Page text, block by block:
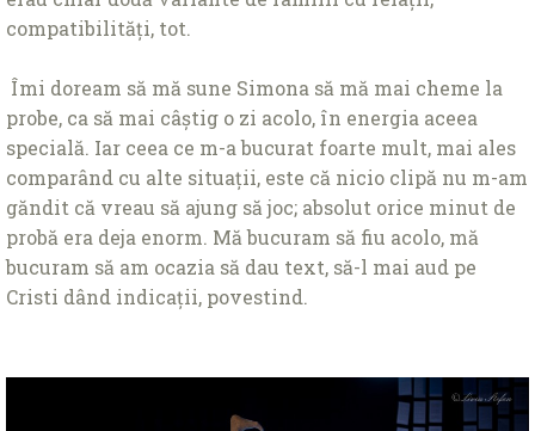
compatibilități, tot.
Îmi doream să mă sune Simona să mă mai cheme la
probe, ca să mai câștig o zi acolo, în energia aceea
specială. Iar ceea ce m-a bucurat foarte mult, mai ales
comparând cu alte situații, este că nicio clipă nu m-am
găndit că vreau să ajung să joc; absolut orice minut de
probă era deja enorm. Mă bucuram să fiu acolo, mă
bucuram să am ocazia să dau text, să-l mai aud pe
Cristi dând indicații, povestind.